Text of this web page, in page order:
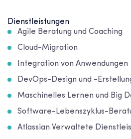
Dienstleistungen
Agile Beratung und Coaching
Cloud-Migration
Integration von Anwendungen
DevOps-Design und -
Maschinelles Lernen und Big
Software-Lebenszyklus-
Atlassian Verwaltete